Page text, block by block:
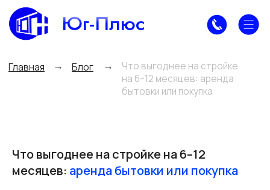
Юг-Плюс
бытовки или покупка
Что выгоднее на стройке на 6–12
месяцев: аренда бытовки или покупка